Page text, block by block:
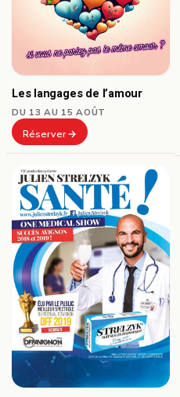
Les langages de l’amour
DU 13 AU 15 AOÛT
Réserver